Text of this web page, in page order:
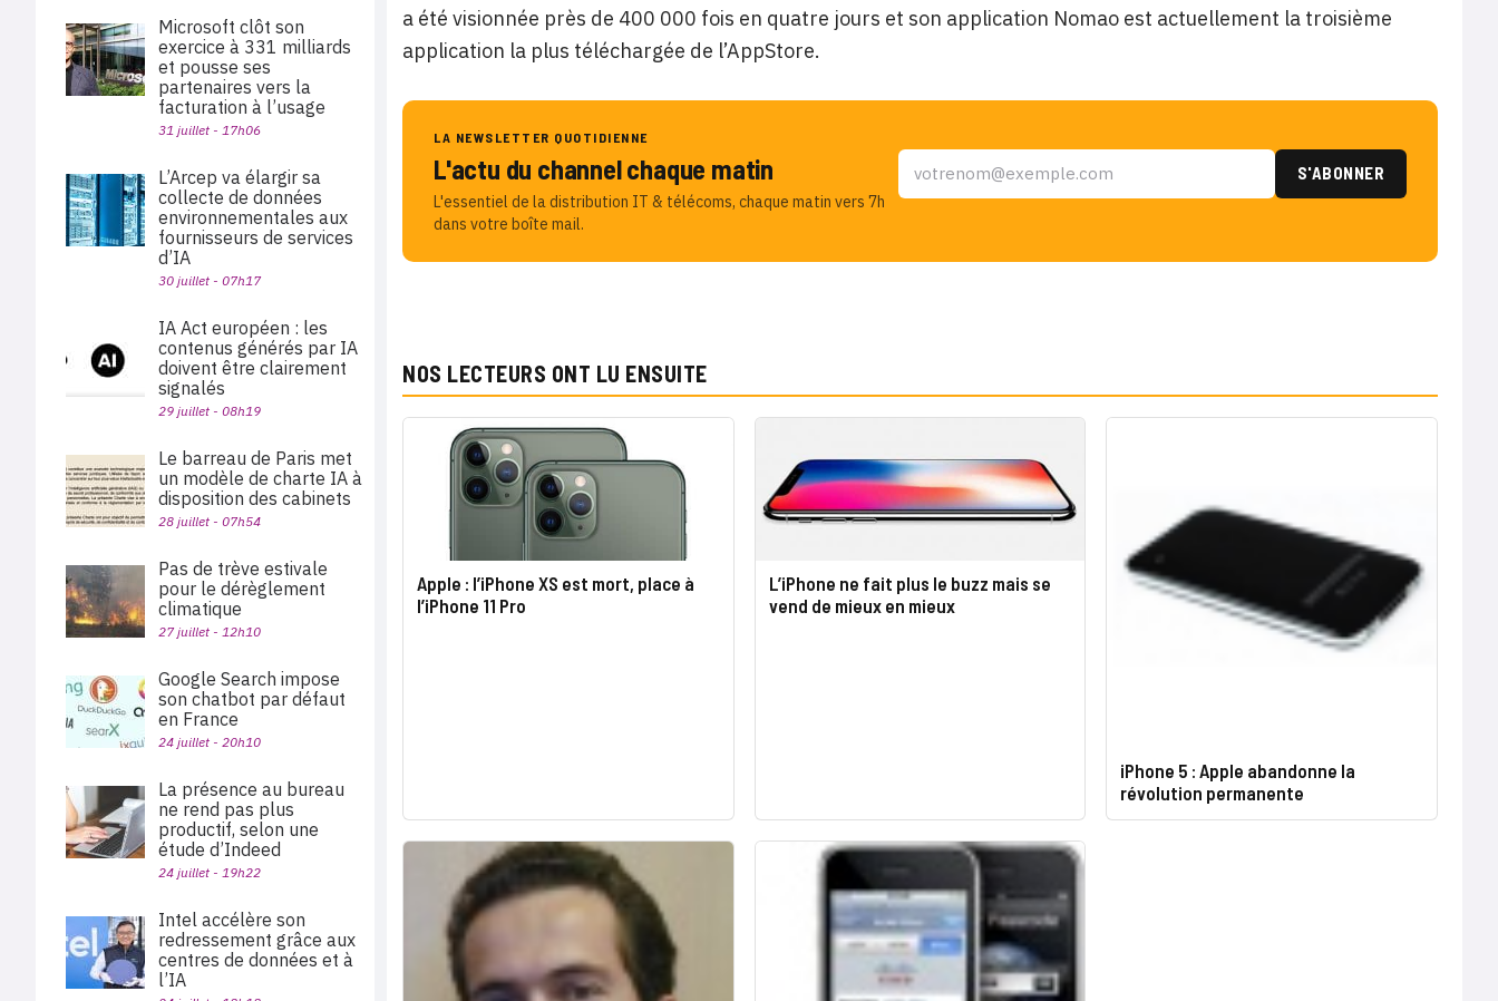
a été visionnée près de 400 000 fois en quatre jours et son application Nomao est actuellement la troisième
application la plus téléchargée de l’AppStore.
LA NEWSLETTER QUOTIDIENNE
L'actu du channel chaque matin
L'essentiel de la distribution IT & télécoms, chaque matin vers 7h
dans votre boîte mail.
NOS LECTEURS ONT LU ENSUITE
Apple : l’iPhone XS est mort, place à
l’iPhone 11 Pro
L’iPhone ne fait plus le buzz mais se
vend de mieux en mieux
iPhone 5 : Apple abandonne la
révolution permanente
Microsoft clôt son
exercice à 331 milliards
et pousse ses
partenaires vers la
facturation à l’usage
31 juillet - 17h06
L’Arcep va élargir sa
collecte de données
environnementales aux
fournisseurs de services
d’IA
30 juillet - 07h17
IA Act européen : les
contenus générés par IA
doivent être clairement
signalés
29 juillet - 08h19
Le barreau de Paris met
un modèle de charte IA à
disposition des cabinets
28 juillet - 07h54
Pas de trève estivale
pour le dérèglement
climatique
27 juillet - 12h10
Google Search impose
son chatbot par défaut
en France
24 juillet - 20h10
La présence au bureau
ne rend pas plus
productif, selon une
étude d’Indeed
24 juillet - 19h22
Intel accélère son
redressement grâce aux
centres de données et à
l’IA